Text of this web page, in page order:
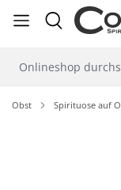
springen
Obst Spirituose auf